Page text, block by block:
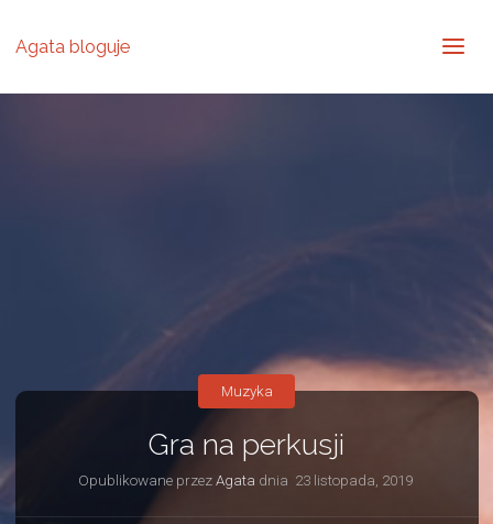
Agata bloguje
Gra na perkusji
Opublikowane przezAgata dnia 23 listopada, 2019
Muzyka